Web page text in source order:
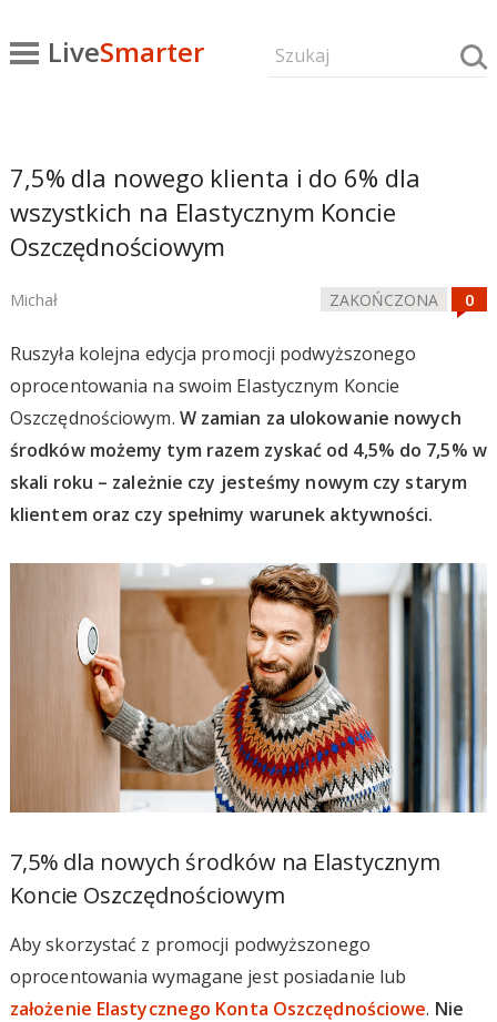
LiveSmarter
7,5% dla nowego klienta i do 6% dla
wszystkich na Elastycznym Koncie
Oszczędnościowym
Michał ZAKOŃCZONA
Ruszyła kolejna edycja promocji podwyższonego
oprocentowania na swoim Elastycznym Koncie
Oszczędnościowym. W zamian za ulokowanie nowych
środków możemy tym razem zyskać od 4,5% do 7,5% w
skali roku – zależnie czy jesteśmy nowym czy starym
klientem oraz czy spełnimy warunek aktywności.
7,5% dla nowych środków na Elastycznym
Koncie Oszczędnościowym
Aby skorzystać z promocji podwyższonego
oprocentowania wymagane jest posiadanie lub
założenie Elastycznego Konta Oszczędnościowe. Nie